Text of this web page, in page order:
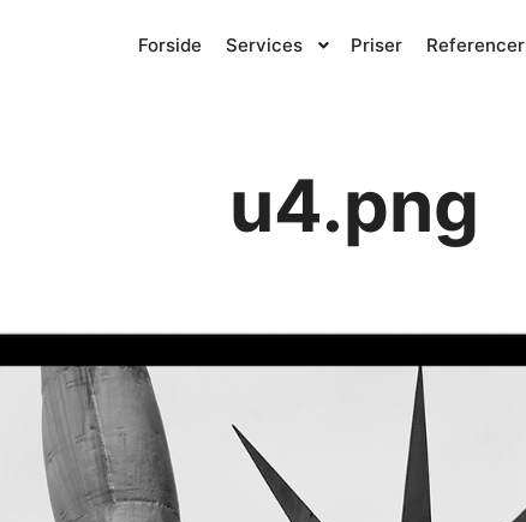
Forside Services Priser Referencer
u4.png